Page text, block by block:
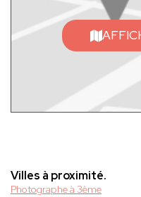
Villes à proximité.
Photographe à 3ème